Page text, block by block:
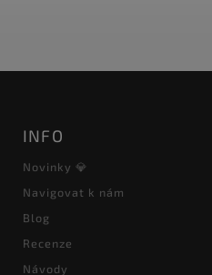
INFO
Novinky 💎
Navigovat k nám
Blog
Recenze
Návody